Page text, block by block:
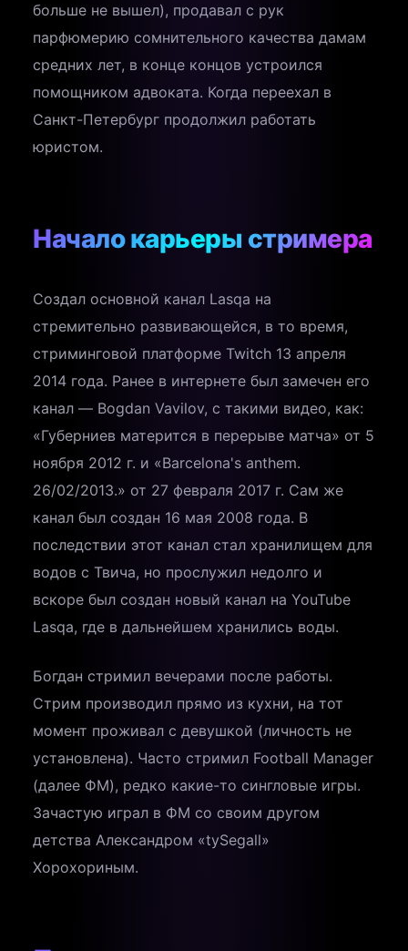
больше не вышел), продавал с рук
парфюмерию сомнительного качества дамам
средних лет, в конце концов устроился
помощником адвоката. Когда переехал в
Санкт-Петербург продолжил работать
юристом.
Начало карьеры стримера
Создал основной канал Lasqa на
стремительно развивающейся, в то время,
стриминговой платформе Twitch 13 апреля
2014 года. Ранее в интернете был замечен его
канал — Bogdan Vavilov, с такими видео, как:
«Губерниев матерится в перерыве матча» от 5
ноября 2012 г. и «Barcelona's anthem.
26/02/2013.» от 27 февраля 2017 г. Сам же
канал был создан 16 мая 2008 года. В
последствии этот канал стал хранилищем для
водов с Твича, но прослужил недолго и
вскоре был создан новый канал на YouTube
Lasqa, где в дальнейшем хранились воды.
Богдан стримил вечерами после работы.
Стрим производил прямо из кухни, на тот
момент проживал с девушкой (личность не
установлена). Часто стримил Football Manager
(далее ФМ), редко какие-то сингловые игры.
Зачастую играл в ФМ со своим другом
детства Александром «tySegall»
Хорохориным.